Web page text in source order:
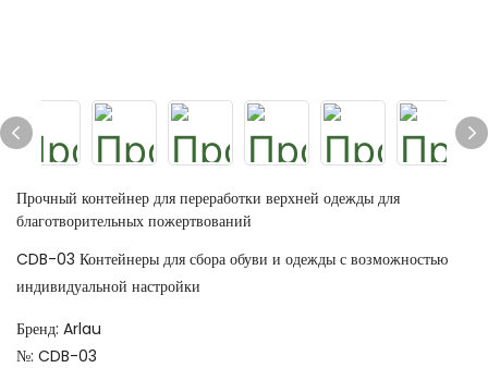
Прочный контейнер для переработки верхней одежды для
благотворительных пожертвований
CDB-03 Контейнеры для сбора обуви и одежды с возможностью
индивидуальной настройки
Бренд: Arlau
№: CDB-03